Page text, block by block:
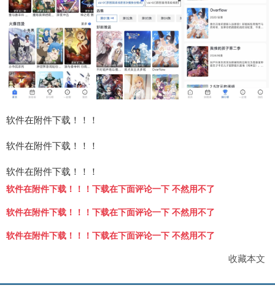
软件在附件下载！！！
软件在附件下载！！！
软件在附件下载！！！
软件在附件下载！！！下载在下面评论一下 不然用不了
软件在附件下载！！！下载在下面评论一下 不然用不了
软件在附件下载！！！下载在下面评论一下 不然用不了
收藏本文